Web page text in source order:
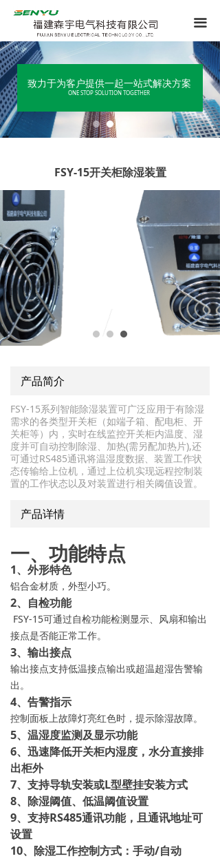
一站式解决方案
TOGETHER
致力于为客户提供
ONE STOP
끀
产品详情
产品简介
FSY-15系列智能除湿装置可广泛应用于有除湿
需求的各类型开关柜（如端子箱、配电柜、开
关柜等）内，实时在线监控开关柜内温度、湿
度并可自动控制除湿、加热(需另配加热片),还
可通过RS485通讯将温湿度数据、装置工作状
态传输给上位机，通过上位机实现远程控制装
置的工作状态以及对装置进行相关阈值设置。
一、功能特点
1、外形特色
铝合金材质，外型小巧。
2、自检功能
FSY-15可通过自检功能检测显示、风扇和输出
接点是否能正常工作。
3、输出接点
输出接点支持低温接点输出或超温超湿告警输
出。
4、告警指示
控制面板上故障灯亮红色时，提示除湿故障。
5、温湿度监测及显示功能
6、迅速降低开关柜内湿度，水分直接排
出柜外
7、支持导轨安装或L型壁挂安装方式
8、除湿阈值、低温阈值设置
9、支持RS485通讯功能，且通讯地址可
设置
10、除湿工作控制方式：手动/自动
FSY-15开关柜除湿装置